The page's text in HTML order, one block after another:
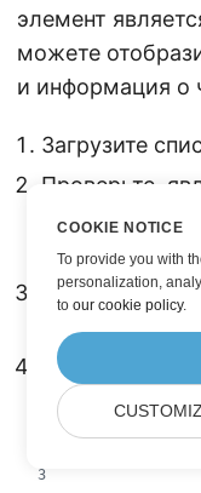
элемент
можете
и информация о
Загрузите
Проверьте,
сообщение
(DistList).
Отобразите
// Load a
COOKIE NOTICE
To provide you with
personalization,
toour cookie policy.